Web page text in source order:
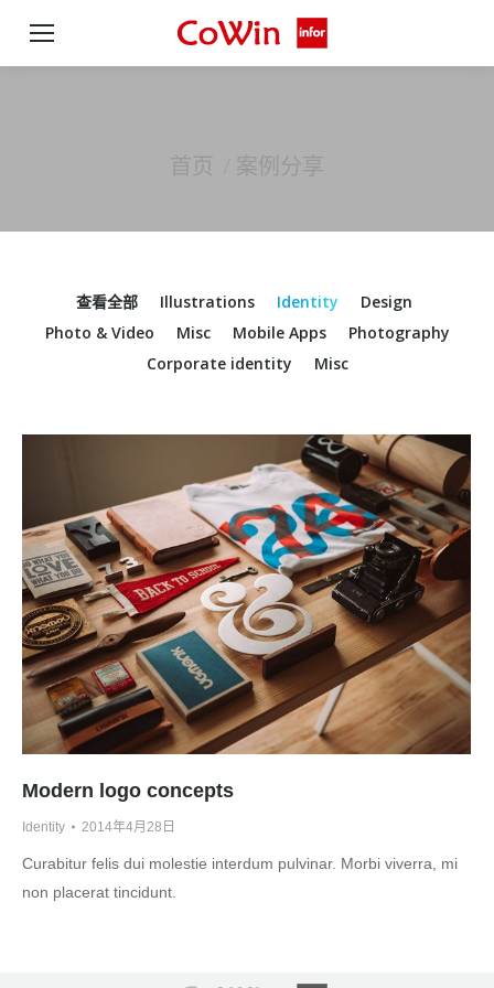
您在这里：
首页 案例分享
查看全部 Illustrations Identity
Design
Photo & Video
Misc Mobile Apps
Photography
Corporate identity
Misc
Modern logo concepts
Identity 2014年4月28日
Curabitur felis dui molestie interdum pulvinar. Morbi viverra, mi
non placerat tincidunt.